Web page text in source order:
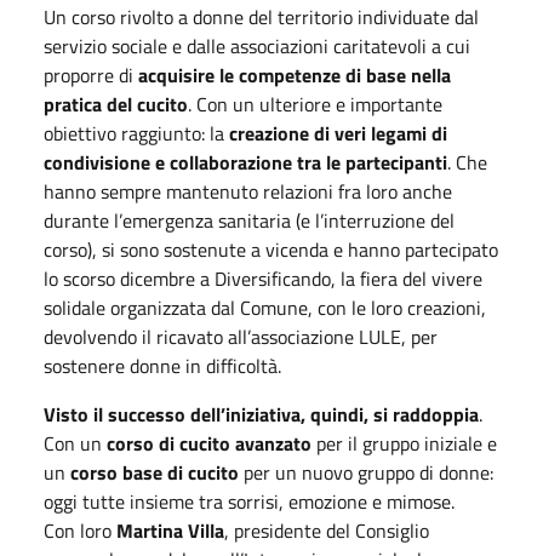
Un corso rivolto a donne del territorio individuate dal
servizio sociale e dalle associazioni caritatevoli a cui
proporre di acquisire le competenze di base nella
pratica del cucito. Con un ulteriore e importante
obiettivo raggiunto: lacreazione di veri legami di
condivisione e collaborazione tra le partecipanti. Che
hanno sempre mantenuto relazioni fra loro anche
durante l’emergenza sanitaria (e l’interruzione del
corso), si sono sostenute a vicenda e hanno partecipato
lo scorso dicembre a Diversificando, la fiera del vivere
solidale organizzata dal Comune, con le loro creazioni,
devolvendo il ricavato all’associazione LULE, per
sostenere donne in difficoltà.
Visto il successo dell’iniziativa, quindi, si raddoppia.
Con un corso di cucito avanzato per il gruppo iniziale e
un corso base di cucito per un nuovo gruppo di donne:
oggi tutte insieme tra sorrisi, emozione e mimose.
Con loro Martina Villa, presidente del Consiglio